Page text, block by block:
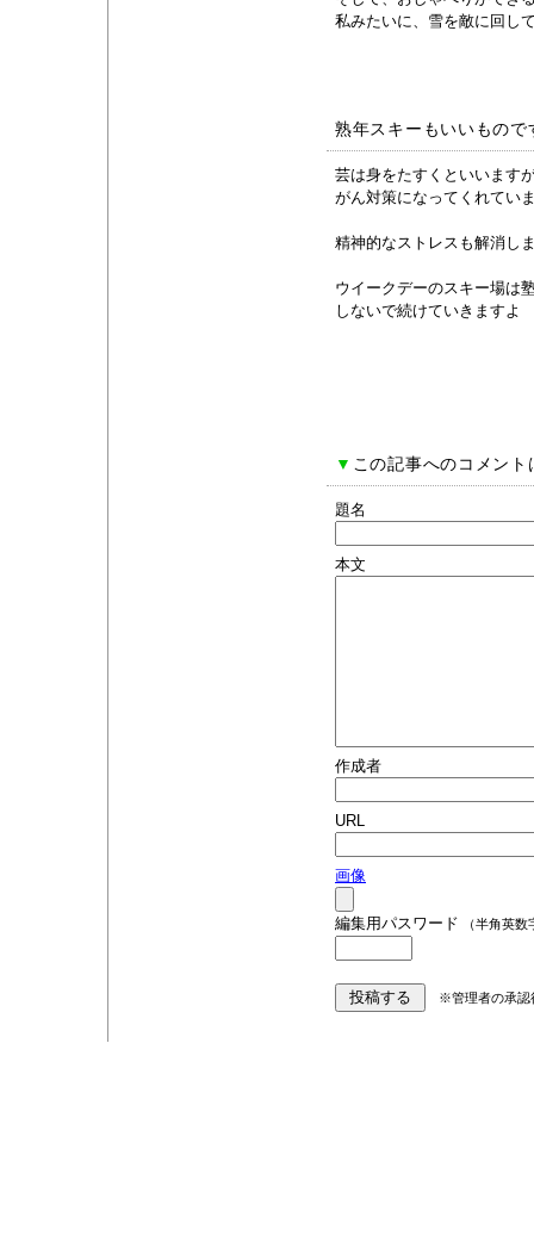
私みたいに、雪を敵に回し
熟年スキーもいいもので
芸は身をたすくといいます
がん対策になってくれてい
精神的なストレスも解消し
ウイークデーのスキー場は
しないで続けていきますよ
▼ この記事へのコメント
題名
本文
作成者
URL
画像
編集用パスワード （半角英数
※管理者の承認